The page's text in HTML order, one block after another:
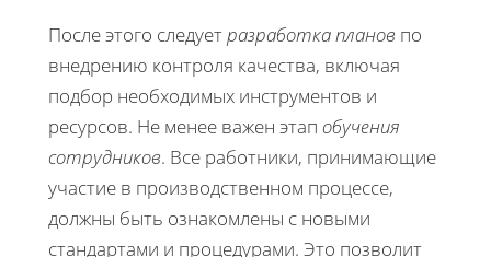
После этого следуетразработка планов по
внедрению контроля качества, включая
подбор необходимых инструментов и
ресурсов. Не менее важен этап обучения
сотрудников. Все работники, принимающие
участие в производственном процессе,
должны быть ознакомлены с новыми
стандартами и процедурами. Это позволит